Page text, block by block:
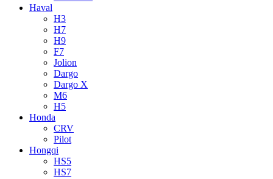
Haval
H3
H7
H9
F7
Jolion
Dargo
Dargo X
M6
H5
Honda
CRV
Pilot
Hongqi
HS5
HS7